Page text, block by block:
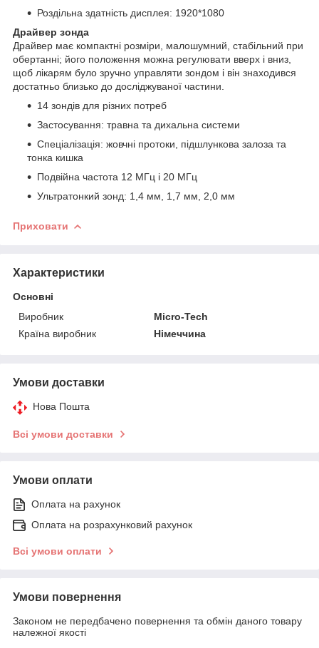
Роздільна здатність дисплея: 1920*1080
Драйвер зонда
Драйвер має компактні розміри, малошумний, стабільний при
обертанні; його положення можна регулювати вверх і вниз,
щоб лікарям було зручно управляти зондом і він знаходився
достатньо близько до досліджуваної частини.
14 зондів для різних потреб
Застосування: травна та дихальна системи
Спеціалізація: жовчні протоки, підшлункова залоза та
тонка кишка
Подвійна частота 12 МГц і 20 МГц
Ультратонкий зонд: 1,4 мм, 1,7 мм, 2,0 мм
Приховати
Характеристики
Основні
Виробник
Micro-Tech
Країна виробник
Німеччина
Умови доставки
Нова Пошта
Всі умови доставки
Умови оплати
Оплата на рахунок
Оплата на розрахунковий рахунок
Всі умови оплати
Умови повернення
Законом не передбачено повернення та обмін даного товару
належної якості